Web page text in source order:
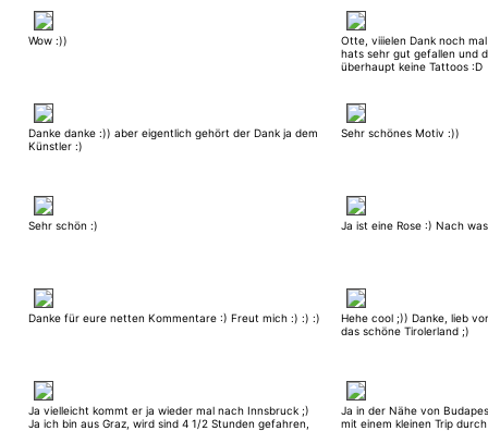
Wow :))
Otte, viiielen Dank noch
hats sehr gut gefallen und
überhaupt keine Tattoos :D
Danke danke :)) aber eigentlich gehört der Dank ja dem
Künstler :)
Sehr schönes Motiv :))
Sehr schön :) Ja ist eine Rose :) Nach
Danke für eure netten Kommentare :) Freut mich :) :) :)
Hehe cool ;)) Danke, lieb
das schöne Tirolerland ;)
Ja vielleicht kommt er ja wieder mal nach Innsbruck ;)
Ja ich bin aus Graz, wird sind 4 1/2 Stunden gefahren,
Ja in der Nähe von
mit einem kleinen Trip